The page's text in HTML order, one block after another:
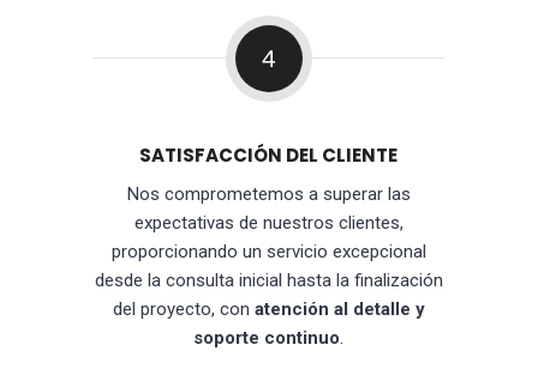
4
SATISFACCIÓN DEL CLIENTE
Nos comprometemos a superar las
expectativas de nuestros clientes,
proporcionando un servicio excepcional
desde la consulta inicial hasta la finalización
del proyecto, con atención al detalle y
soporte continuo.